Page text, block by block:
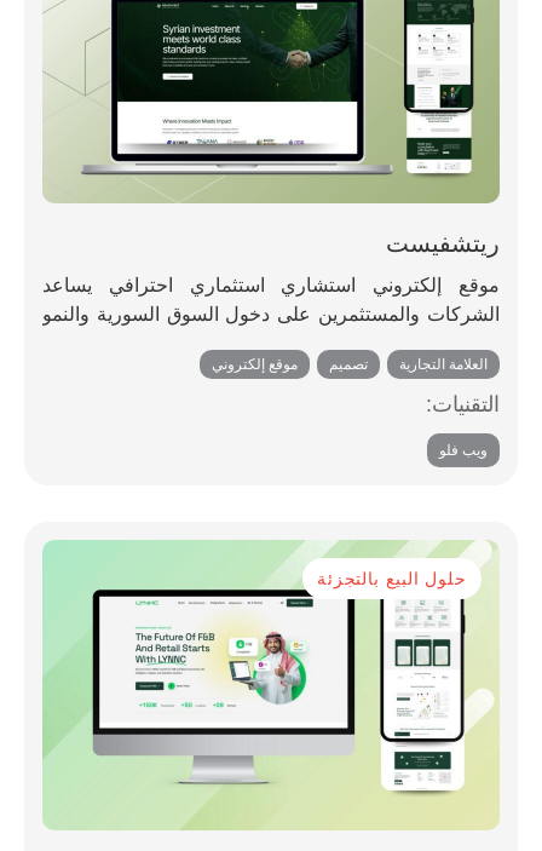
ريتشفيست
موقع إلكتروني استشاري استثماري احترافي يساعد
الشركات والمستثمرين على دخول السوق السورية والنمو
والترخيص والمساعدة التنظيمية.
العلامة التجارية تصميم موقع إلكتروني
التقنيات:
ويب فلو
حلول البيع بالتجزئة